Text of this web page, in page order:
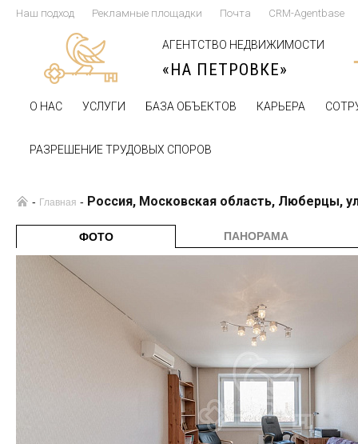
Наш подход Рекламные площадки Почта CRM-Agentbase
АГЕНТСТВО НЕДВИЖИМОСТИ
«НА ПЕТРОВКЕ»
О НАС УСЛУГИ БАЗА ОБЪЕКТОВ КАРЬЕРА
РАЗРЕШЕНИЕ ТРУДОВЫХ СПОРОВ
- Главная - Россия, Московская область, Люберцы,
ФОТО ПАНОРАМА